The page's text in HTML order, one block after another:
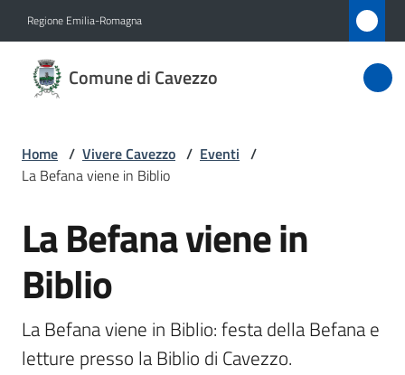
Regione Emilia-Romagna
Comune di Cavezzo
di
Novità
Servizi
Vivere
Cavezzo
Home / Vivere Cavezzo / Eventi /
La Befana viene in Biblio
Salta al contenuto
La Befana viene in
Biblio
La Befana viene in Biblio: festa della Befana e
letture presso la Biblio di Cavezzo.